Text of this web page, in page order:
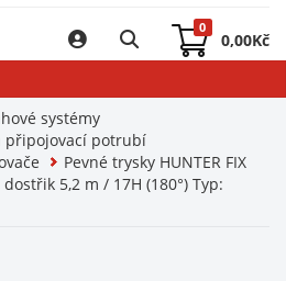
0
0,00Kč
systémy
připojovací potrubí
Pevné trysky HUNTER FIX
5,2 m / 17H (180°) Typ: